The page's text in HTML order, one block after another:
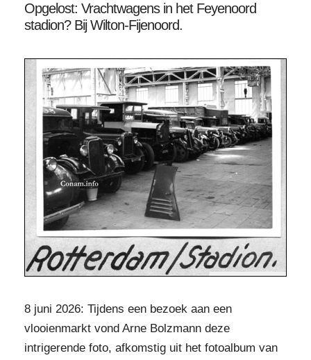
Opgelost: Vrachtwagens in het Feyenoord
stadion? Bij Wilton-Fijenoord.
8 juni 2026: Tijdens een bezoek aan een
vlooienmarkt vond Arne Bolzmann deze
intrigerende foto, afkomstig uit het fotoalbum van